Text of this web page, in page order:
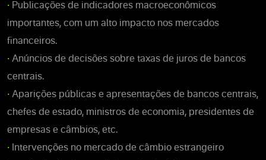
• Publicações de indicadores macroeconômicos
importantes, com um alto impacto nos mercados
financeiros.
• Anúncios de decisões sobre taxas de juros de bancos
centrais.
• Aparições públicas e apresentações de bancos centrais,
chefes de estado, ministros de economia, presidentes de
empresas e câmbios, etc.
• Intervenções no mercado de câmbio estrangeiro